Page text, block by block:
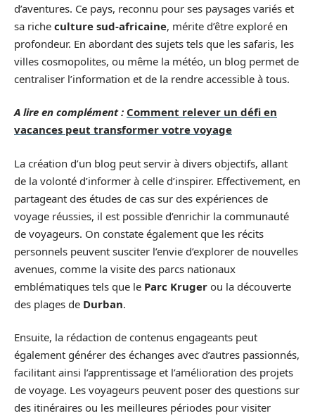
d’aventures. Ce pays, reconnu pour ses paysages variés et
sa riche culture sud-africaine, mérite d’être exploré en
profondeur. En abordant des sujets tels que les safaris, les
villes cosmopolites, ou même la météo, un blog permet de
centraliser l’information et de la rendre accessible à tous.
A lire en complément : Comment relever un défi en
vacances peut transformer votre voyage
La création d’un blog peut servir à divers objectifs, allant
de la volonté d’informer à celle d’inspirer. Effectivement, en
partageant des études de cas sur des expériences de
voyage réussies, il est possible d’enrichir la communauté
de voyageurs. On constate également que les récits
personnels peuvent susciter l’envie d’explorer de nouvelles
avenues, comme la visite des parcs nationaux
emblématiques tels que le Parc Kruger ou la découverte
des plages de Durban.
Ensuite, la rédaction de contenus engageants peut
également générer des échanges avec d’autres passionnés,
facilitant ainsi l’apprentissage et l’amélioration des projets
de voyage. Les voyageurs peuvent poser des questions sur
des itinéraires ou les meilleures périodes pour visiter